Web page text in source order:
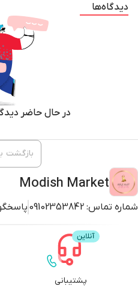
دیدگاه‌ها
در حال حاضر
Modish Market
شماره تماس: 09102353842
بازگشت
پشتیبانی